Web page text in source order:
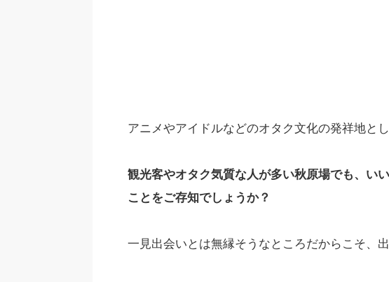
アニメやアイドルなどのオタク文化の発祥地と
観光客やオタク気質な人が多い秋原場でも、い
ことをご存知でしょうか？
一見出会いとは無縁そうなところだからこそ、